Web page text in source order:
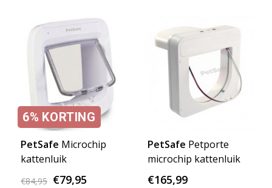
6% KORTING
PetSafe Microchip
kattenluik
€84,95 €79,95
PetSafe Petporte
microchip kattenluik
€165,99